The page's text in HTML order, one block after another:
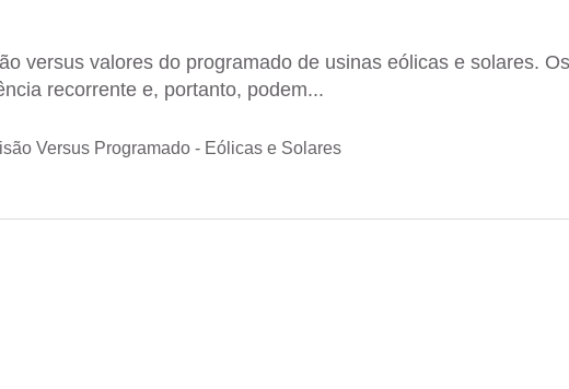
versus valores do programado de usinas eólicas e solares.
recorrente e, portanto, podem...
Versus Programado - Eólicas e Solares